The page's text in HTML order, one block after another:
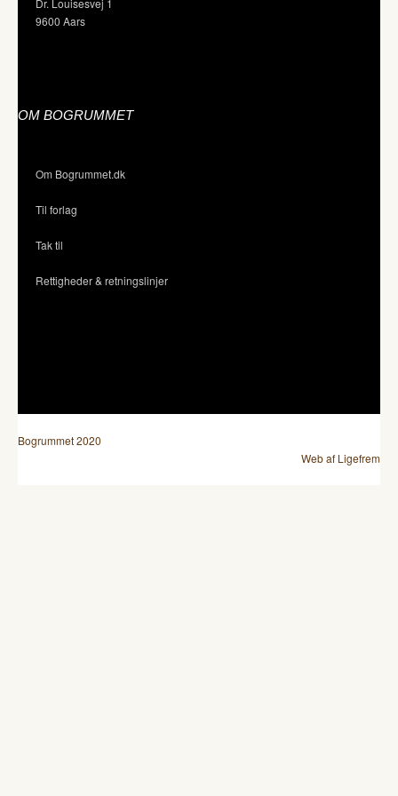
Dr. Louisesvej 1
9600 Aars
OM BOGRUMMET
Om Bogrummet.dk
Til forlag
Tak til
Rettigheder & retningslinjer
Bogrummet 2020
Web af Ligefrem